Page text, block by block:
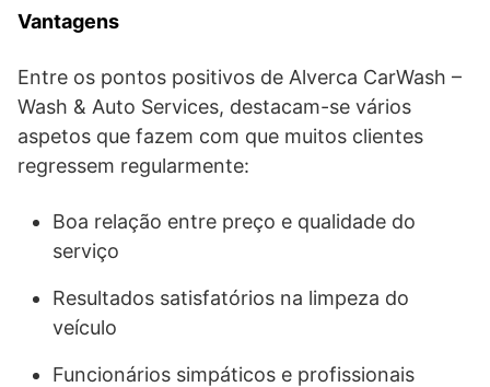
Vantagens
Entre os pontos positivos de Alverca CarWash –
Wash & Auto Services, destacam-se vários
aspetos que fazem com que muitos clientes
regressem regularmente:
Boa relação entre preço e qualidade do
serviço
Resultados satisfatórios na limpeza do
veículo
Funcionários simpáticos e profissionais